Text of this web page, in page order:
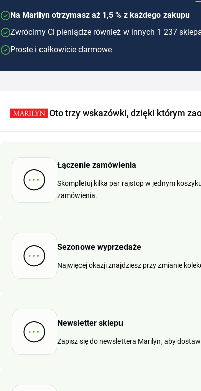
Na Marilyn otrzymasz aż 1,5 % z każdego zakupu
Zwrócimy Ci pieniądze również w innych 1 237
Proste i całkowicie darmowe
Oto trzy wskazówki, dzięki którym
Łączenie zamówienia
Skompletuj kilka par rajstop w jednym
zamówienia.
Sezonowe wyprzedaże
Najwięcej okazji znajdziesz przy zmianie
Newsletter sklepu
Zapisz się do newslettera Marilyn, aby